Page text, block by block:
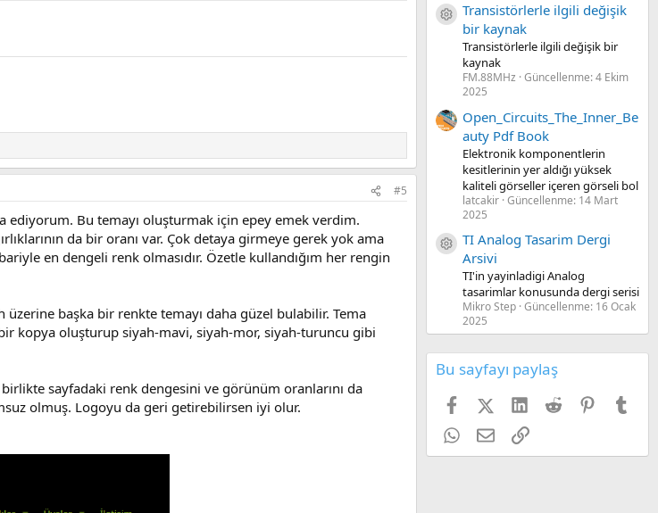
#5
Bu temayı oluşturmak için epey emek verdim.
da bir oranı var. Çok detaya girmeye gerek yok ama
en dengeli renk olmasıdır. Özetle kullandığım her rengin
başka bir renkte temayı daha güzel bulabilir. Tema
kopya oluşturup siyah-mavi, siyah-mor, siyah-turuncu gibi
sayfadaki renk dengesini ve görünüm oranlarını da
olmuş. Logoyu da geri getirebilirsen iyi olur.
Kaynak ikon/amblem
Transistörlerle ilgili değişik
bir kaynak
Transistörlerle ilgili değişik bir
kaynak
FM.88MHz Güncellenme:4 Ekim
2025
Open_Circuits_The_Inner_Be
auty Pdf Book
Elektronik komponentlerin
kesitlerinin yer aldığı yüksek
kaliteli görseller içeren görseli bol
latcakir Güncellenme: 14 Mart
2025
Kaynak ikon/amblem
TI Analog Tasarim Dergi
Arsivi
TI'in yayinladigi Analog
tasarimlar konusunda dergi serisi
Mikro Step Güncellenme: 16 Ocak
2025
Bu sayfayı paylaş
FacebookX (Twitter)
LinkedIn
Reddit Pinterest
WhatsApp
E-postaLink